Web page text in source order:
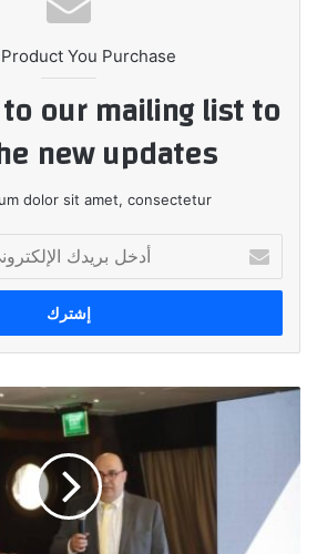
You Purchase
our mailing list to
new updates!
dolor sit amet, consectetur.
بريدك
الإلكتروني
نافياتكس
عن
«مسلك»